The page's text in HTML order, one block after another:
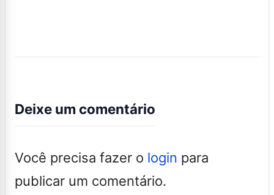
Deixe um comentário
Você precisa fazer o login para
publicar um comentário.